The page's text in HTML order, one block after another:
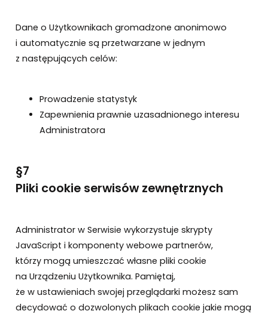
Dane o Użytkownikach gromadzone anonimowo
i automatycznie są przetwarzane w jednym
z następujących celów:
Prowadzenie statystyk
Zapewnienia prawnie uzasadnionego interesu
Administratora
§7
Pliki cookie serwisów zewnętrznych
Administrator w Serwisie wykorzystuje skrypty
JavaScript i komponenty webowe partnerów,
którzy mogą umieszczać własne pliki cookie
na Urządzeniu Użytkownika. Pamiętaj,
że w ustawieniach swojej przeglądarki możesz sam
decydować o dozwolonych plikach cookie jakie mogą